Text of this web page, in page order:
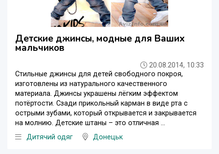
Детские джинсы, модные для Ваших
мальчиков
20.08.2014, 10:33
Стильные джинсы для детей свободного покроя,
изготовлены из натурального качественного
материала. Джинсы украшены лёгким эффектом
потёртости. Сзади прикольный карман в виде рта с
острыми зубами, который открывается и закрывается
на молнию. Детские штаны – это отличная ...
Дитячий одяг
Донецьк